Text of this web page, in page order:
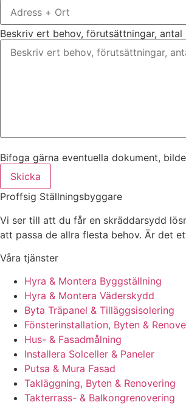
Beskriv ert behov, förutsättningar,
Bifoga gärna eventuella dokument,
Skicka
Proffsig Ställningsbyggare
Vi ser till att du får en skräddarsydd
att passa de allra flesta behov. Är det
Våra tjänster
Hyra & Montera Byggställning
Hyra & Montera Väderskydd
Byta Träpanel & Tilläggsisolering
Fönsterinstallation, Byten &
Hus- & Fasadmålning
Installera Solceller & Paneler
Putsa & Mura Fasad
Takläggning, Byten & Renovering
Takterrass- & Balkongrenovering